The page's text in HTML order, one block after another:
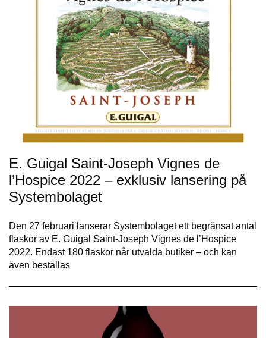
E. Guigal Saint-Joseph Vignes de
l’Hospice 2022 – exklusiv lansering på
Systembolaget
Den 27 februari lanserar Systembolaget ett begränsat antal
flaskor av E. Guigal Saint-Joseph Vignes de l’Hospice
2022. Endast 180 flaskor når utvalda butiker – och kan
även beställas